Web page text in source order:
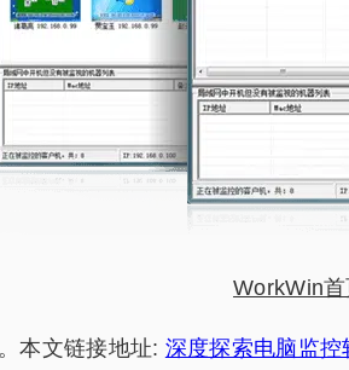
WorkWin首
本文链接地址: 深度探索电脑监